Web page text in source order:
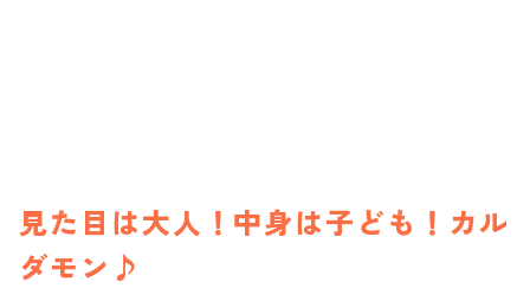
見た目は大人！中身は子ども！カル
ダモン♪